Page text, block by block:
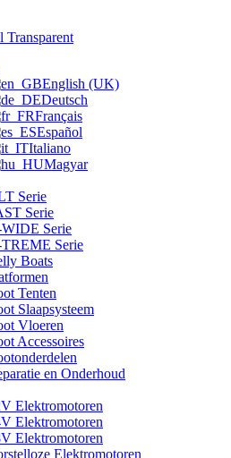
English (UK)
Deutsch
Français
Español
Italiano
Magyar
Serie
Serie
Serie
Serie
Boats
Tenten
Slaapsysteem
Vloeren
Accessoires
en Onderhoud
Elektromotoren
Elektromotoren
Elektromotoren
Elektromotoren